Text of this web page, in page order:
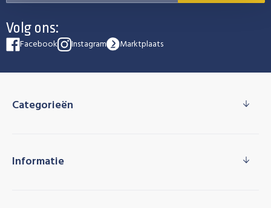
Volg ons:
Facebook Instagram Marktplaats
Categorieën
Informatie